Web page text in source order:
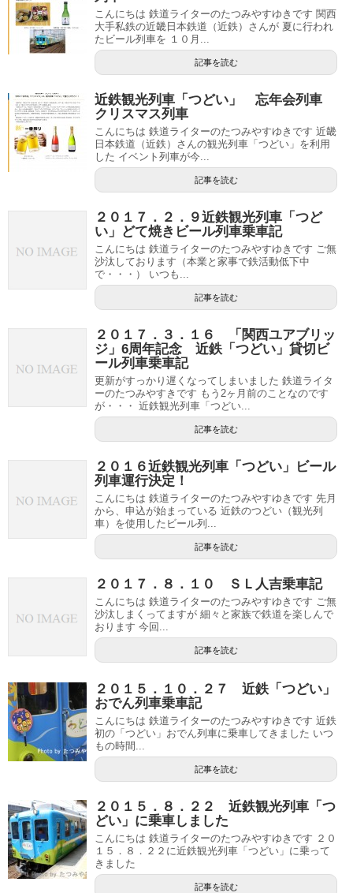
こんにちは 鉄道ライターのたつみやすゆきです 関西
大手私鉄の近畿日本鉄道（近鉄）さんが 夏に行われ
たビール列車を １０月...
記事を読む
近鉄観光列車「つどい」 忘年会列車
クリスマス列車
こんにちは 鉄道ライターのたつみやすゆきです 近畿
日本鉄道（近鉄）さんの観光列車「つどい」を利用
した イベント列車が今...
記事を読む
２０１７．２．９近鉄観光列車「つど
い」どて焼きビール列車乗車記
こんにちは 鉄道ライターのたつみやすゆきです ご無
沙汰しております（本業と家事で鉄活動低下中
で・・・） いつも...
記事を読む
２０１７．３．１６ 「関西ユアブリッ
ジ」6周年記念 近鉄「つどい」貸切ビ
ール列車乗車記
更新がすっかり遅くなってしまいました 鉄道ライタ
ーのたつみやすきです もう2ヶ月前のことなのです
が・・・ 近鉄観光列車「つどい...
記事を読む
２０１６近鉄観光列車「つどい」ビール
列車運行決定！
こんにちは 鉄道ライターのたつみやすゆきです 先月
から、申込が始まっている 近鉄のつどい（観光列
車）を使用したビール列...
記事を読む
２０１７．８．１０ ＳＬ人吉乗車記
こんにちは 鉄道ライターのたつみやすゆきです ご無
沙汰しまくってますが 細々と家族で鉄道を楽しんで
おります 今回...
記事を読む
２０１５．１０．２７ 近鉄「つどい」
おでん列車乗車記
こんにちは 鉄道ライターのたつみやすゆきです 近鉄
初の「つどい」おでん列車に乗車してきました いつ
もの時間...
記事を読む
２０１５．８．２２ 近鉄観光列車「つ
どい」に乗車しました
こんにちは 鉄道ライターのたつみやすゆきです ２０
１５．８．２２に近鉄観光列車「つどい」に乗って
きました
記事を読む